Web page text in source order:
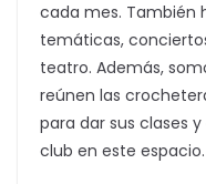
cada mes. También
temáticas,
teatro. Además,
reúnen las
para dar sus clases
club en este espacio.